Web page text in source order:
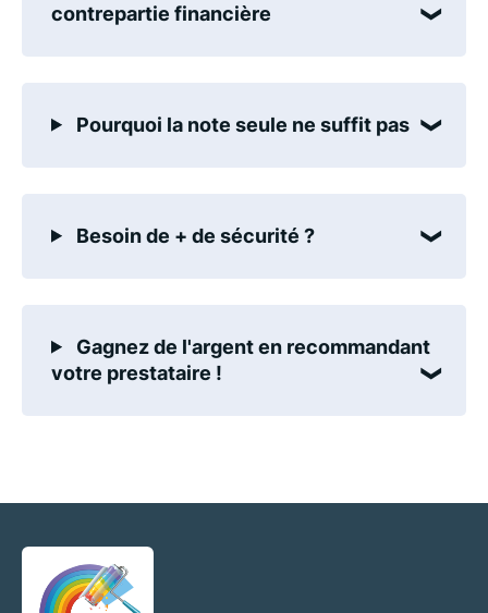
contrepartie financière
Pourquoi la note seule ne suffit pas
Besoin de + de sécurité ?
Gagnez de l'argent en recommandant
votre prestataire !